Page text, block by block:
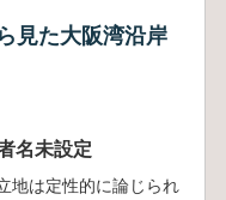
見た大阪湾沿岸
名未設定
地は定性的に論じられ